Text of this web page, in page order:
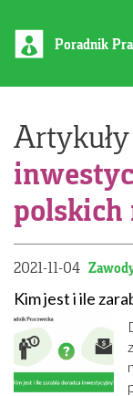
Poradnik
polskich
2021-11-04
Kim jest i ile